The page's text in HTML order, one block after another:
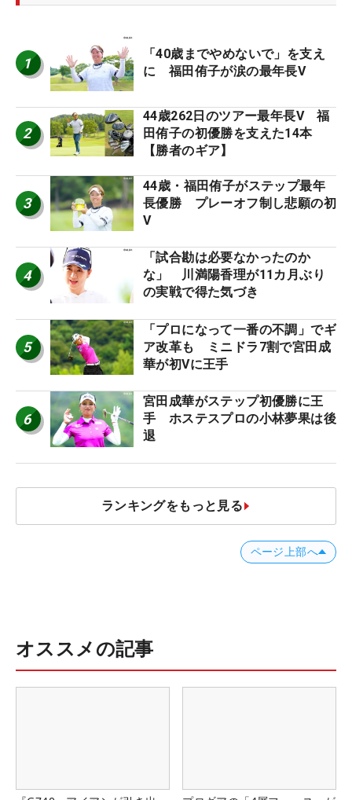
1
「40歳までやめないで」を支え
に 福田侑子が涙の最年長V
2
44歳262日のツアー最年長V 福
田侑子の初優勝を支えた14本
【勝者のギア】
3
44歳・福田侑子がステップ最年
長優勝 プレーオフ制し悲願の初
V
4
「試合勘は必要なかったのか
な」 川満陽香理が11カ月ぶり
の実戦で得た気づき
5
「プロになって一番の不調」でギ
ア改革も ミニドラ7割で宮田成
華が初Vに王手
6
宮田成華がステップ初優勝に王
手 ホステスプロの小林夢果は後
退
ランキングをもっと見る
ページ上部へ
オススメの記事